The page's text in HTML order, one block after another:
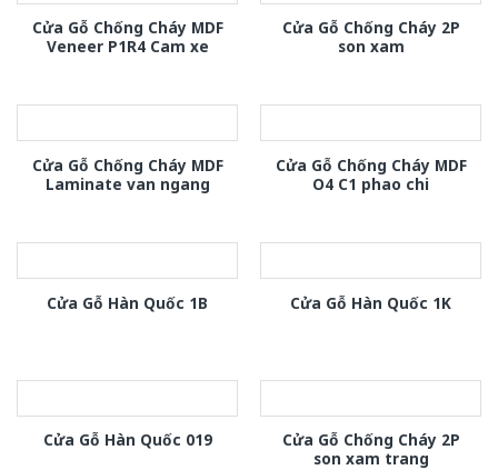
Cửa Gỗ Chống Cháy MDF
Veneer P1R4 Cam xe
Cửa Gỗ Chống Cháy 2P
son xam
Cửa Gỗ Chống Cháy MDF
Laminate van ngang
Cửa Gỗ Chống Cháy MDF
O4 C1 phao chi
Cửa Gỗ Hàn Quốc 1B Cửa Gỗ Hàn Quốc 1K
Cửa Gỗ Hàn Quốc 019
Cửa Gỗ Chống Cháy 2P
son xam trang